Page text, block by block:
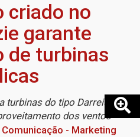
criado no
garante
de turbinas
turbinas do tipo Darreius e
dos ventos
Comunicação - Marketing